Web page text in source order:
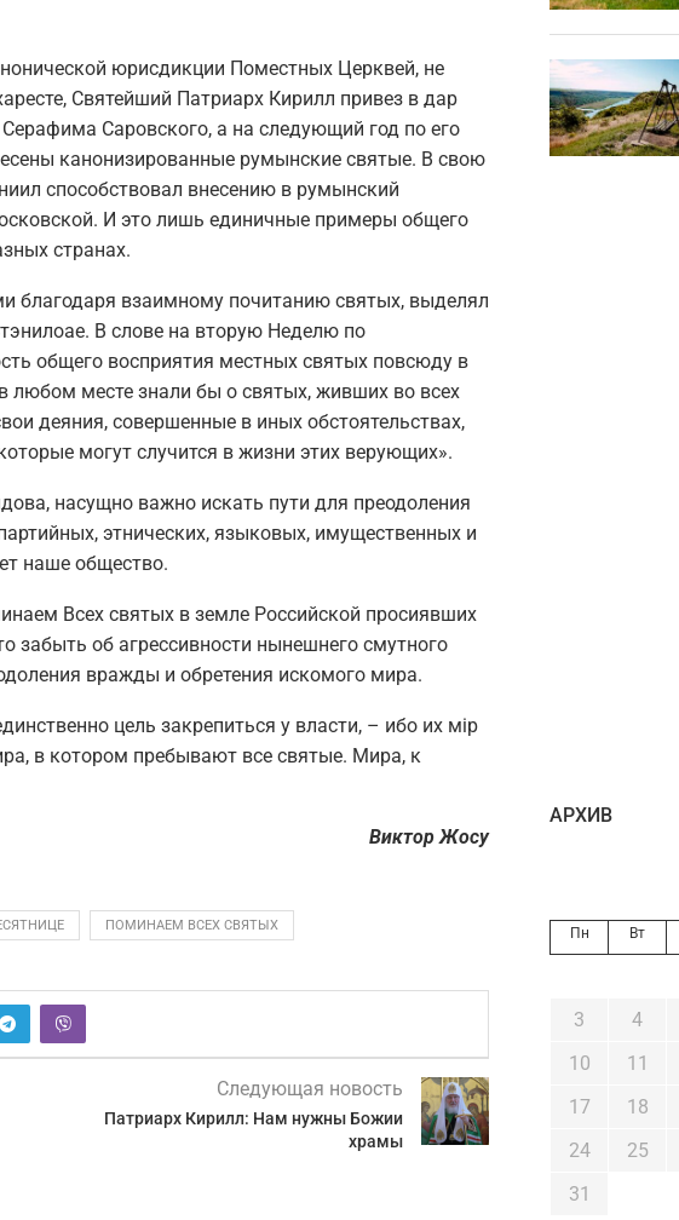
юрисдикции Поместных Церквей, не
Святейший Патриарх Кирилл привез в дар
Саровского, а на следующий год по его
канонизированные румынские святые. В свою
способствовал внесению в румынский
И это лишь единичные примеры общего
странах.
благодаря взаимному почитанию святых, выделял
В слове на вторую Неделю по
общего восприятия местных святых повсюду в
месте знали бы о святых, живших во всех
деяния, совершенные в иных обстоятельствах,
могут случится в жизни этих верующих».
насущно важно искать пути для преодоления
этнических, языковых, имущественных и
наше общество.
Всех святых в земле Российской просиявших
забыть об агрессивности нынешнего смутного
вражды и обретения искомого мира.
цель закрепиться у власти, – ибо их мiр
в котором пребывают все святые. Мира, к
Виктор Жосу
ПОМИНАЕМ ВСЕХ СВЯТЫХ
Следующая новость
Патриарх Кирилл: Нам нужны Божии
храмы
AРХИВ
Пн Вт
3
4
10
11
17
18
24
25
31